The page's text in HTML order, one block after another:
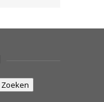
Zoeken